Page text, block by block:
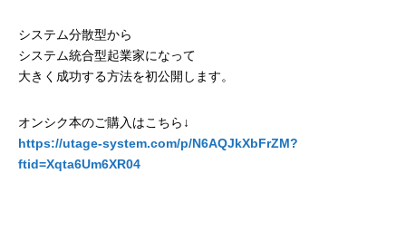
システム分散型から
システム統合型起業家になって
大きく成功する方法を初公開します。
オンシク本のご購入はこちら↓
https://utage-system.com/p/N6AQJkXbFrZM?
ftid=Xqta6Um6XR04